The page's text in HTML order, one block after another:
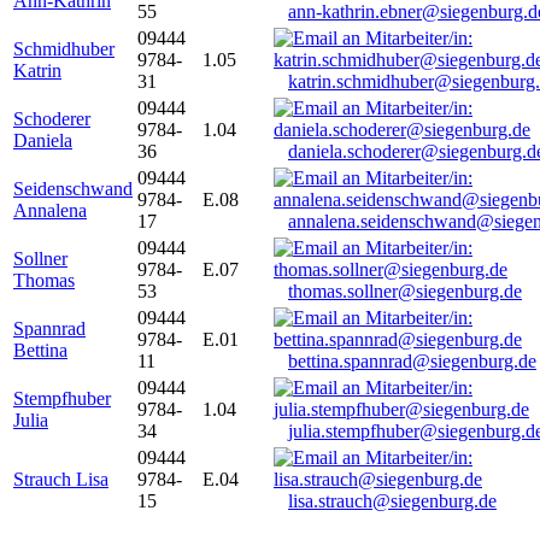
55
ann-
Schmidhuber
Katrin
09444
9784-
31
1.05
Schoderer
Daniela
09444
9784-
36
1.04
Seidenschwand
Annalena
09444
9784-
17
E.08
Sollner
Thomas
09444
9784-
53
E.07
thomas.sollner@siegenburg.de
Spannrad
Bettina
09444
9784-
11
E.01
bettina.spannrad@siegenburg.de
Stempfhuber
Julia
09444
9784-
34
1.04
Strauch Lisa
09444
9784-
15
E.04
lisa.strauch@siegenburg.de